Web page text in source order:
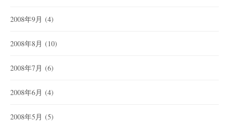
2008年9月 (4)
2008年8月 (10)
2008年7月 (6)
2008年6月 (4)
2008年5月 (5)